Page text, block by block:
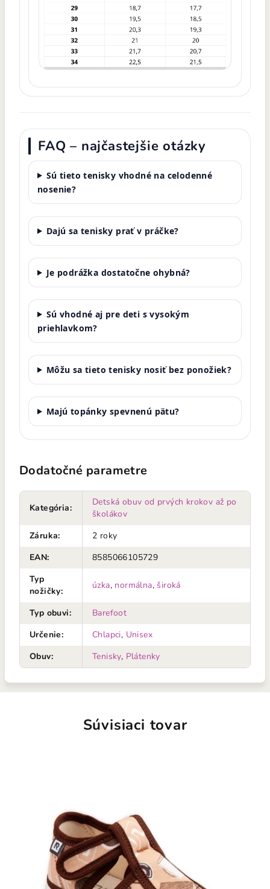
FAQ – najčastejšie otázky
Sú tieto tenisky vhodné na celodenné
nosenie?
Dajú sa tenisky prať v práčke?
Je podrážka dostatočne ohybná?
Sú vhodné aj pre deti s vysokým
priehlavkom?
Môžu sa tieto tenisky nosiť bez ponožiek?
Majú topánky spevnenú pätu?
Dodatočné parametre
Kategória:
Detská obuv od prvých krokov až po
školákov
Záruka:
2 roky
EAN:
8585066105729
Typ
nožičky:
úzka, normálna, široká
Typ obuvi:
Barefoot
Určenie: Chlapci, Unisex
Obuv: Tenisky, Plátenky
Súvisiaci tovar